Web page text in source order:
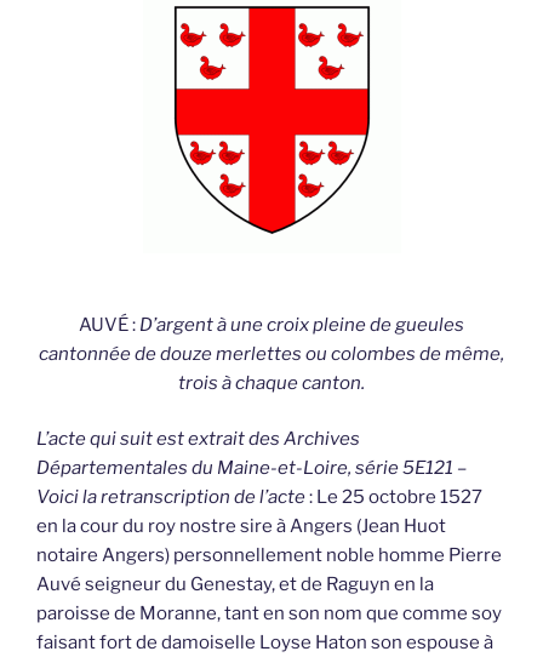
AUVÉ : D’argent à une croix pleine de gueules
cantonnée de douze merlettes ou colombes de même,
trois à chaque canton.
L’acte qui suit est extrait des Archives
Départementales du Maine-et-Loire, série 5E121 –
Voici la retranscription de l’acte: Le 25 octobre 1527
en la cour du roy nostre sire à Angers (Jean Huot
notaire Angers) personnellement noble homme Pierre
Auvé seigneur du Genestay, et de Raguyn en la
paroisse de Moranne, tant en son nom que comme soy
faisant fort de damoiselle Loyse Haton son espouse à